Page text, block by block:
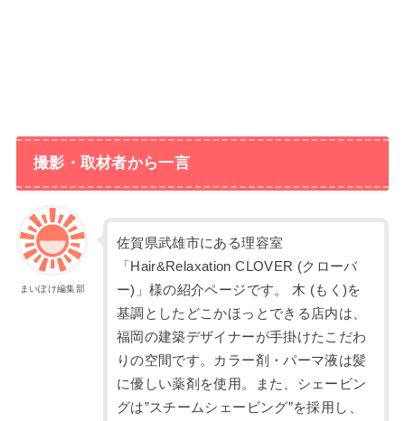
撮影・取材者から一言
まいぽけ編集部
佐賀県武雄市にある理容室
「Hair&Relaxation CLOVER (クローバ
ー)」様の紹介ページです。 木 (もく)を
基調としたどこかほっとできる店内は、
福岡の建築デザイナーが手掛けたこだわ
りの空間です。カラー剤・パーマ液は髪
に優しい薬剤を使用。また、シェービン
グは”スチームシェービング”を採用し、